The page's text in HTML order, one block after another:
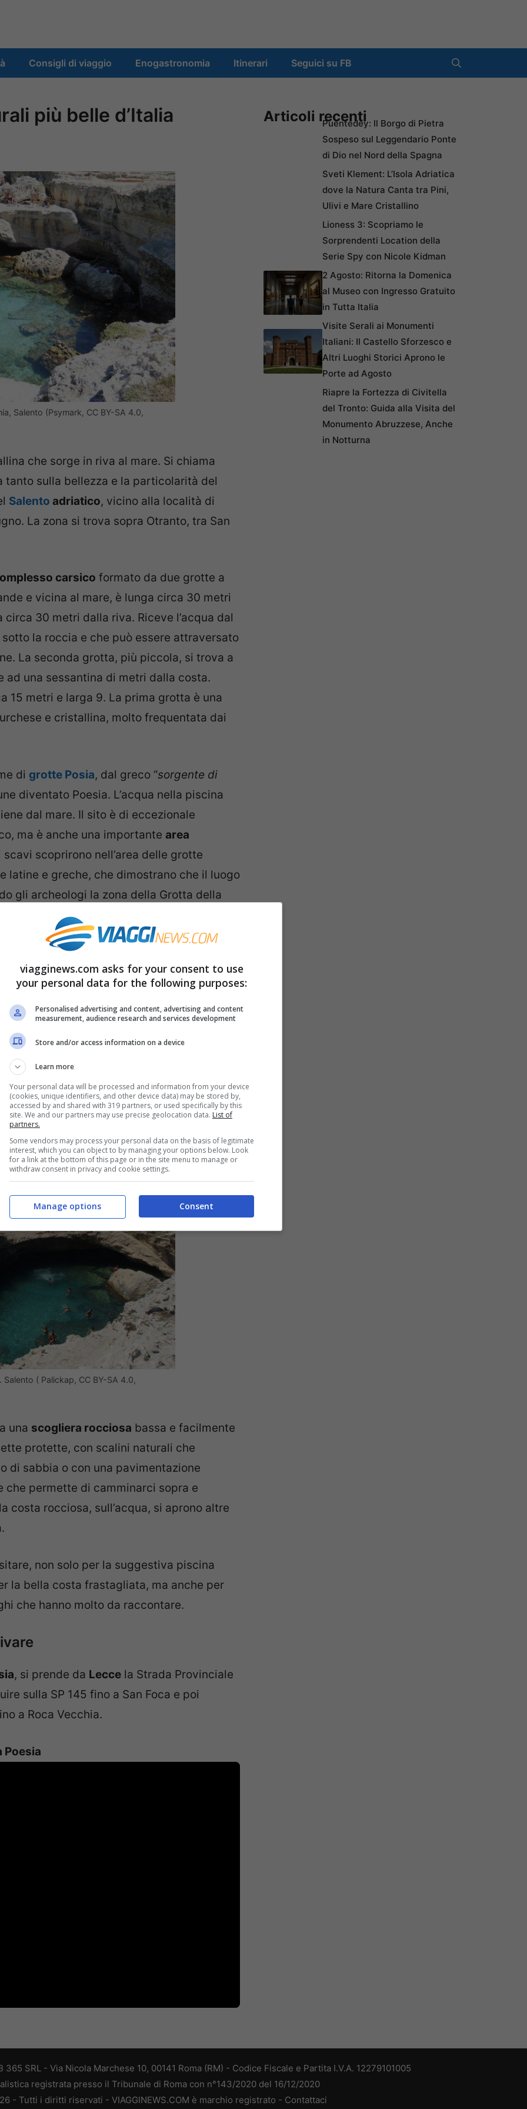
Consigli di viaggio Enogastronomia Itinerari Seguici su FB
più belle d’Italia
Salento (Psymark, CC BY-SA 4.0,
che sorge in riva al mare. Si chiama
tanto sulla bellezza e la particolarità del
Salento adriatico, vicino alla località di
La zona si trova sopra Otranto, tra San
carsico formato da due grotte a
e vicina al mare, è lunga circa 30 metri
30 metri dalla riva. Riceve l’acqua dal
sotto la roccia e che può essere attraversato
La seconda grotta, più piccola, si trova a
una sessantina di metri dalla costa.
15 metri e larga 9. La prima grotta è una
e cristallina, molto frequentata dai
di grotte Posia, dal greco “sorgente di
diventato Poesia. L’acqua nella piscina
dal mare. Il sito è di eccezionale
ma è anche una importante area
scoprirono nell’area delle grotte
latine e greche, che dimostrano che il luogo
gli archeologi la zona della Grotta della
o Tator. Secondo una leggenda, poi, una
nelle acque della piscina naturale.
il Sud Italia che si riunivano in quel
bellezza. Da qui è nato il nome Grotta
Vecchia, si trova una grande area
roccioso. La punta del promontorio è
rocciosa, dove sorge una
rudere. Nella zona è da vedere anche il
secolo.
( Palickap, CC BY-SA 4.0,
una scogliera rocciosa bassa e facilmente
protette, con scalini naturali che
di sabbia o con una pavimentazione
permette di camminarci sopra e
costa rocciosa, sull’acqua, si aprono altre
non solo per la suggestiva piscina
la bella costa frastagliata, ma anche per
che hanno molto da raccontare.
, si prende da Lecce la Strada Provinciale
sulla SP 145 fino a San Foca e poi
a Roca Vecchia.
Poesia
Articoli recentiPuentedey: Il Borgo di Pietra
Sospeso sul Leggendario Ponte
di Dio nel Nord della Spagna
Sveti Klement: L’Isola Adriatica
dove la Natura Canta tra Pini,
Ulivi e Mare Cristallino
Lioness 3: Scopriamo le
Sorprendenti Location della
Serie Spy con Nicole Kidman
2 Agosto: Ritorna la Domenica
al Museo con Ingresso Gratuito
in Tutta Italia
Visite Serali ai Monumenti
Italiani: Il Castello Sforzesco e
Altri Luoghi Storici Aprono le
Porte ad Agosto
Riapre la Fortezza di Civitella
del Tronto: Guida alla Visita del
Monumento Abruzzese, Anche
in Notturna
SRL - Via Nicola Marchese 10, 00141 Roma (RM) - Codice Fiscale e Partita I.V.A. 12279101005
registrata presso il Tribunale di Roma con n°143/2020 del 16/12/2020
- Tutti i diritti riservati - VIAGGINEWS.COM è marchio registrato - Contattaci
viagginews.com asks for your consent to use
your personal data for the following purposes:
Personalised advertising and content, advertising and content
measurement, audience research and services development
Store and/or access information on a device
Learn more
Your personal data will be processed and information from your device
(cookies, unique identifiers, and other device data) may be stored by,
accessed by and shared with 319 partners, or used specifically by this
site. We and our partners may use precise geolocation data. List of
partners.
Some vendors may process your personal data on the basis of legitimate
interest, which you can object to by managing your options below. Look
for a link at the bottom of this page or in the site menu to manage or
withdraw consent in privacy and cookie settings.
Consent
Manage options